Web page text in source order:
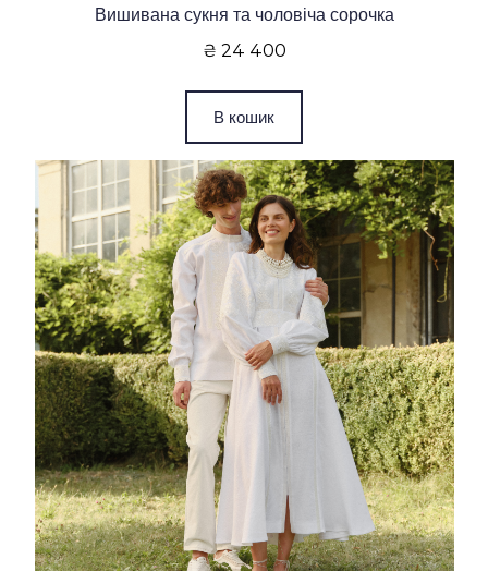
Вишивана сукня та чоловіча сорочка
₴ 24 400
В кошик